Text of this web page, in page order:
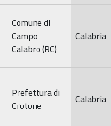
Comune di
Campo
Calabro (RC)
Calabria
Prefettura di
Crotone
Calabria